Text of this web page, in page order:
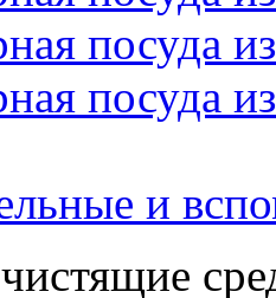
посуда
посуда
и